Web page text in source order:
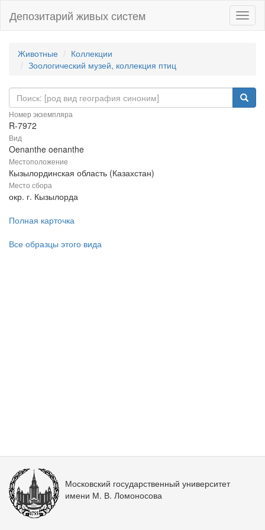
Депозитарий живых систем
Животные
Коллекции
Зоологический музей, коллекция птиц
Номер экземпляра
R-7972
Вид
Oenanthe oenanthe
Местоположение
Кызылординская область (Казахстан)
Место сбора
окр. г. Кызылорда
Полная карточка
Все образцы этого вида
Московский государственный университет
имени М. В. Ломоносова